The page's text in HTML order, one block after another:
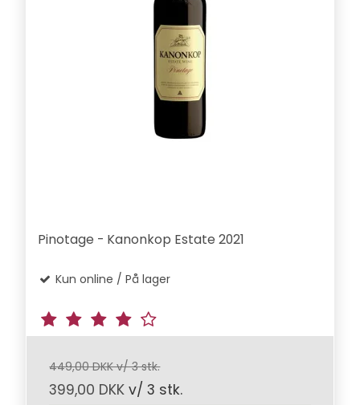
Pinotage - Kanonkop Estate 2021
Kun online / På lager
449,00 DKK v/ 3 stk.
399,00 DKK v/ 3 stk.